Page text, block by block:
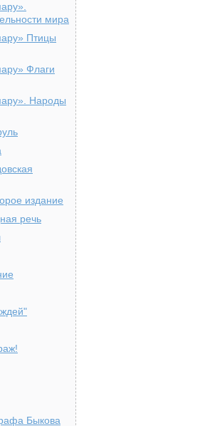
мира
Птицы
Флаги
Народы
издание
речь
Быкова